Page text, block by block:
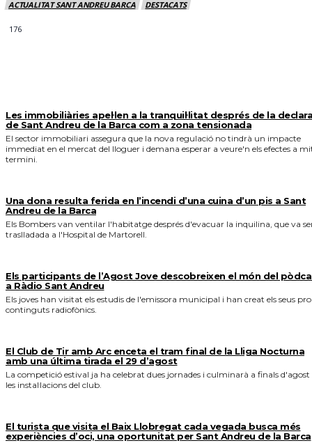
ACTUALITAT SANT ANDREU BARCA DESTACATS
176
Les immobiliàries apel·len a la tranquil·litat després de la
de Sant Andreu de la Barca com a zona tensionada
El sector immobiliari assegura que la nova regulació no tindrà un impacte
immediat en el mercat del lloguer i demana esperar a veure'n els efectes a
termini.
Una dona resulta ferida en l’incendi d’una cuina d’un pis a Sant
Andreu de la Barca
Els Bombers van ventilar l'habitatge després d'evacuar la inquilina, que va
traslladada a l'Hospital de Martorell.
Els participants de l’Agost Jove descobreixen el món del
a Ràdio Sant Andreu
Els joves han visitat els estudis de l'emissora municipal i han creat els seus
continguts radiofònics.
El Club de Tir amb Arc enceta el tram final de la Lliga Nocturna
amb una última tirada el 29 d’agost
La competició estival ja ha celebrat dues jornades i culminarà a finals d'agost
les instal·lacions del club.
El turista que visita el Baix Llobregat cada vegada busca més
experiències d’oci, una oportunitat per Sant Andreu de la Barca